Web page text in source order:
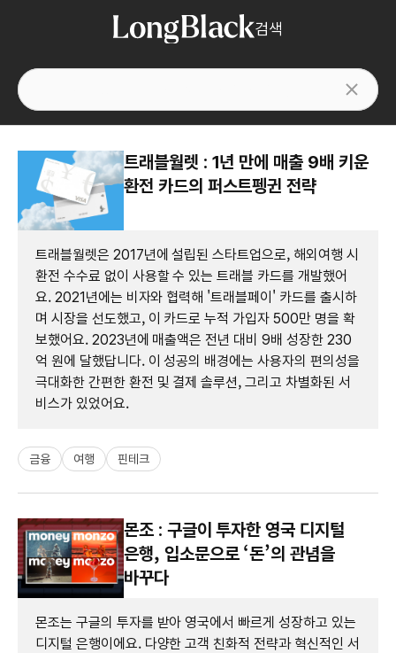
검색
트래블월렛 : 1년 만에 매출 9배 키운
환전 카드의 퍼스트펭귄 전략
트래블월렛은 2017년에 설립된 스타트업으로, 해외여행 시
환전 수수료 없이 사용할 수 있는 트래블 카드를 개발했어
요. 2021년에는 비자와 협력해 '트래블페이' 카드를 출시하
며 시장을 선도했고, 이 카드로 누적 가입자 500만 명을 확
보했어요. 2023년에 매출액은 전년 대비 9배 성장한 230
억 원에 달했답니다. 이 성공의 배경에는 사용자의 편의성을
극대화한 간편한 환전 및 결제 솔루션, 그리고 차별화된 서
비스가 있었어요.
금융 여행 핀테크
몬조 : 구글이 투자한 영국 디지털
은행, 입소문으로 ‘돈’의 관념을
바꾸다
몬조는 구글의 투자를 받아 영국에서 빠르게 성장하고 있는
디지털 은행이에요. 다양한 고객 친화적 전략과 혁신적인 서